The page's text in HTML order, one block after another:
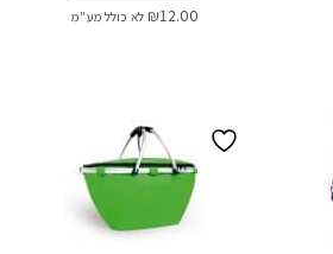
₪12.00 לא כולל מע"מ